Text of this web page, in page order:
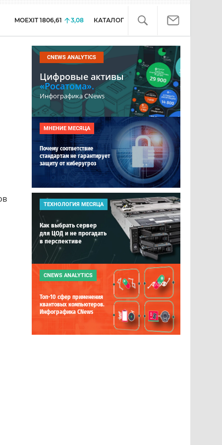
MOEXIT 1806,61 3,08 КАТАЛОГ
CNEWS ANALYTICS
Цифровые активы
«Росатома».
Инфографика CNews
МНЕНИЕ МЕСЯЦА
Почему соответствие
стандартам не гарантирует
защиту от киберугроз
ТЕХНОЛОГИЯ МЕСЯЦА
Как выбрать сервер
для ЦОД и не прогадать
в перспективе
CNEWS ANALYTICS
Топ-10 сфер применения
квантовых компьютеров.
Инфографика CNews